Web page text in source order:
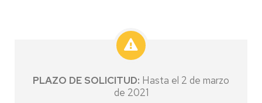
PLAZO DE SOLICITUD: Hasta el 2 de marzo
de 2021